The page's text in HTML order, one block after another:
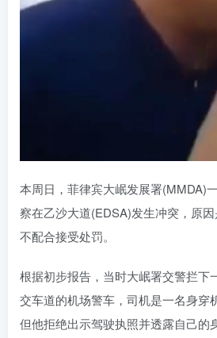
本周日，菲律宾大岷发展署(MMDA)
察在乙沙大道(EDSA)发生冲突，原
不配合接受处罚。
根据初步报告，当时大岷署交警拦下
交车道的机场警车，司机是一名身穿
但他拒绝出示驾驶执照并透露自己的